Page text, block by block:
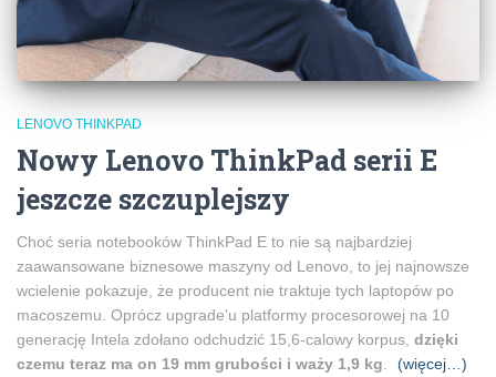
LENOVO THINKPAD
Nowy Lenovo ThinkPad serii E
jeszcze szczuplejszy
Choć seria notebooków ThinkPad E to nie są najbardziej
zaawansowane biznesowe maszyny od Lenovo, to jej najnowsze
wcielenie pokazuje, że producent nie traktuje tych laptopów po
macoszemu. Oprócz upgrade’u platformy procesorowej na 10
generację Intela zdołano odchudzić 15,6-calowy korpus, dzięki
czemu teraz ma on 19 mm grubości i waży 1,9 kg.
(więcej…)